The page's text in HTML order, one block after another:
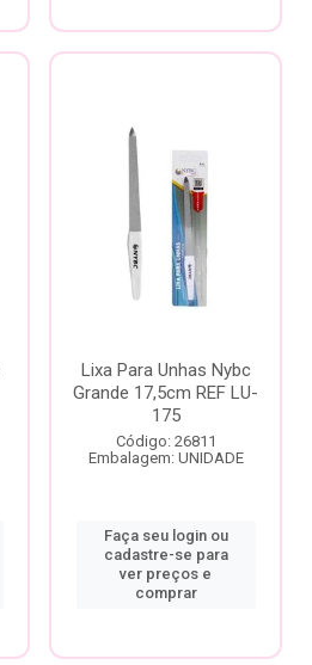
Lixa Para Unhas Nybc
Grande 17,5cm REF LU-
175
Código: 26811
Embalagem: UNIDADE
Faça seu login ou
cadastre-se para
ver preços e
comprar